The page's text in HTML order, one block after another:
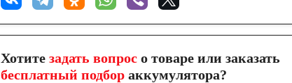
Хотите задать вопросо товаре или заказать
бесплатный подбораккумулятора?